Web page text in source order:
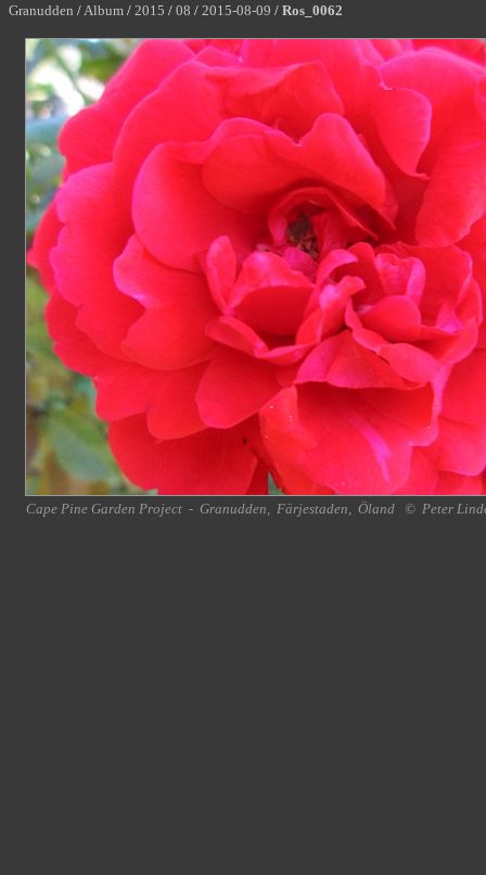
Granudden /Album / 2015 / 08 / 2015-08-09 / Ros_0062
Cape Pine Garden Project - Granudden, Färjestaden, Öland © Peter